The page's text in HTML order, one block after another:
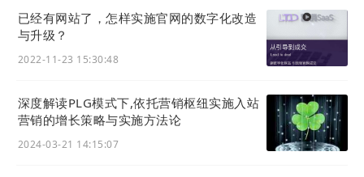
2) 后台配置功能升级
i. 优化未保存提醒
当修改了页面配置后，页面顶部将悬浮一个醒目的保
提示必须发布后才会生效。
已经有网站了，怎样实施官网的数字化改造
与升级？
2022-11-23 15:30:48
深度解读PLG模式下,依托营销枢纽实施入站
营销的增长策略与实施方法论
2024-03-21 14:15:07